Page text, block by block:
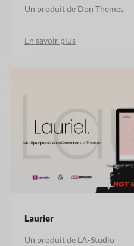
Un produit de Don Themes
En savoir plus
Laurier
Un produit de LA-Studio